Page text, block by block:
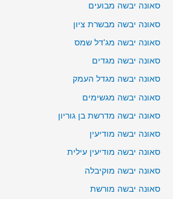
סאונה יבשה מבועים
סאונה יבשה מבשרת ציון
סאונה יבשה מג'דל שמס
סאונה יבשה מגדים
סאונה יבשה מגדל העמק
סאונה יבשה מגשימים
סאונה יבשה מדרשת בן גוריון
סאונה יבשה מודיעין
סאונה יבשה מודיעין עילית
סאונה יבשה מוקיבלה
סאונה יבשה מורשת